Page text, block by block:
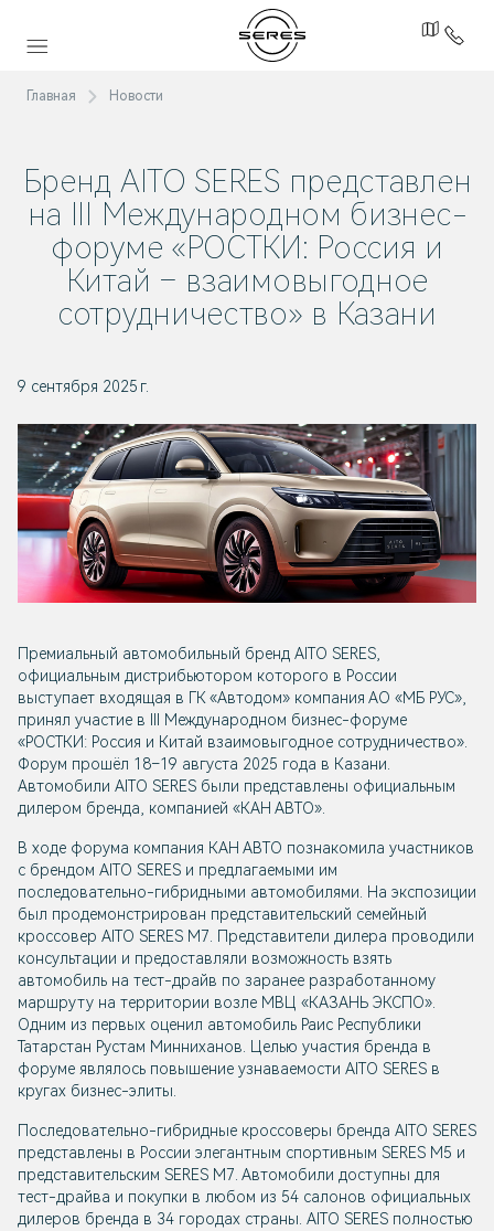
Главная Новости
Бренд AITO SERES представлен
на III Международном бизнес-
форуме «РОСТКИ: Россия и
Китай – взаимовыгодное
сотрудничество» в Казани
9 сентября 2025 г.
Премиальный автомобильный бренд AITO SERES,
официальным дистрибьютором которого в России
выступает входящая в ГК «Автодом» компания АО «МБ РУС»,
принял участие в III Международном бизнес-форуме
«РОСТКИ: Россия и Китай взаимовыгодное сотрудничество».
Форум прошёл 18–19 августа 2025 года в Казани.
Автомобили AITO SERES были представлены официальным
дилером бренда, компанией «КАН АВТО».
В ходе форума компания КАН АВТО познакомила участников
с брендом AITO SERES и предлагаемыми им
последовательно-гибридными автомобилями. На экспозиции
был продемонстрирован представительский семейный
кроссовер AITO SERES М7. Представители дилера проводили
консультации и предоставляли возможность взять
автомобиль на тест-драйв по заранее разработанному
маршруту на территории возле МВЦ «КАЗАНЬ ЭКСПО».
Одним из первых оценил автомобиль Раис Республики
Татарстан Рустам Минниханов. Целью участия бренда в
форуме являлось повышение узнаваемости AITO SERES в
кругах бизнес-элиты.
Последовательно-гибридные кроссоверы бренда AITO SERES
представлены в России элегантным спортивным SERES М5 и
представительским SERES М7. Автомобили доступны для
тест-драйва и покупки в любом из 54 салонов официальных
дилеров бренда в 34 городах страны. AITO SERES полностью